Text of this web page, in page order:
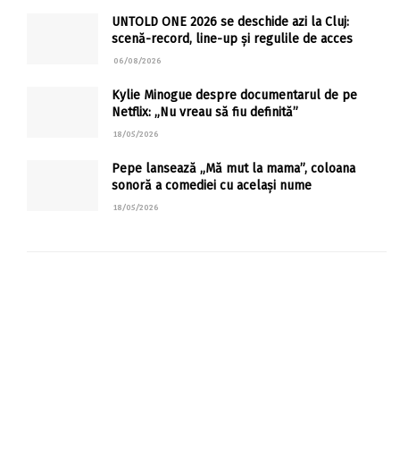
UNTOLD ONE 2026 se deschide azi la Cluj:
scenă-record, line-up și regulile de acces
06/08/2026
Kylie Minogue despre documentarul de pe
Netflix: „Nu vreau să fiu definită”
18/05/2026
Pepe lansează „Mă mut la mama”, coloana
sonoră a comediei cu același nume
18/05/2026